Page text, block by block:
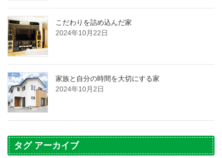
こだわりを詰め込んだ家
2024年10月22日
家族と自分の時間を大切にする家
2024年10月2日
タグ アーカイブ